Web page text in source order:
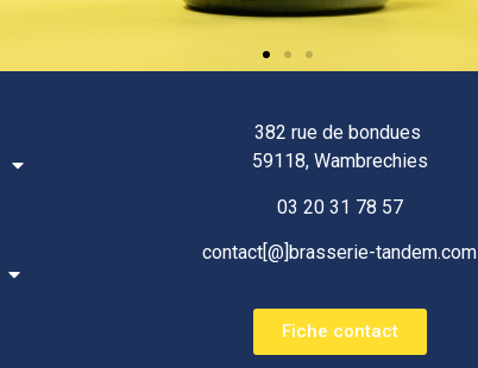
382 rue de bondues
59118, Wambrechies
03 20 31 78 57
contact[@]brasserie-tandem.com
Fiche contact